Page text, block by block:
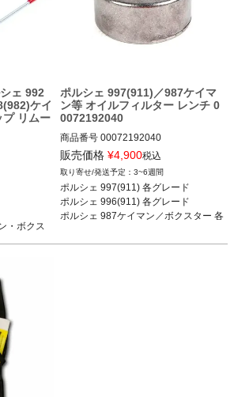
ェ 992
ケイ
プ リムー
カレラS／
カレラS／
／ターボ
カレラS／
S／GT2／
11
カレラ カ
4 カブリ
カブリオ
カブリオ
04
ケイマン
／ケイマ
・ボクス
ポルシェ 997(911)／987ケイマ
ン等 オイルフィルター レンチ 0
0072192040
商品番号 00072192040
00072192040
ポルシェ 997(911) 各グレード 04-11
ポルシェ 996(911) 各グレード 97-04
ポルシェ 987ケイマン／ボクスター 各
グレード 04-12
販売価格 ¥4,900税込
3~6週間
ポルシェ 997(911) 各グレード
ポルシェ 996(911) 各グレード
ポルシェ 987ケイマン／ボクスター 各
ポルシェ 986ボクスター 各グレード